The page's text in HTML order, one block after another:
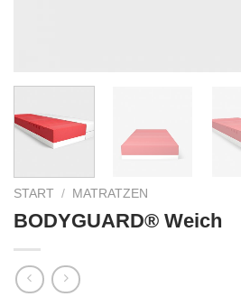
START / MATRATZEN
BODYGUARD® Weich